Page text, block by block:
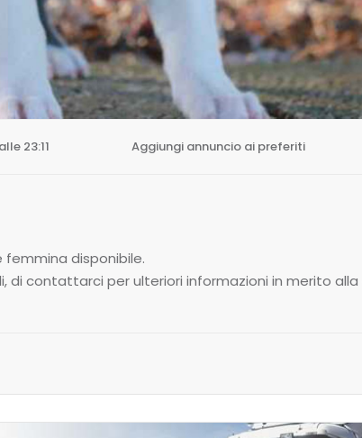
23:11 Aggiungi annuncio ai preferiti
disponibile.
di contattarci per ulteriori informazioni in merito